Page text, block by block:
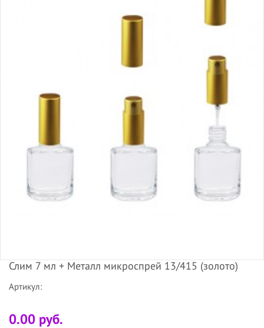
Слим 7 мл + Металл микроспрей 13/415 (золото)
Артикул:
0.00 руб.